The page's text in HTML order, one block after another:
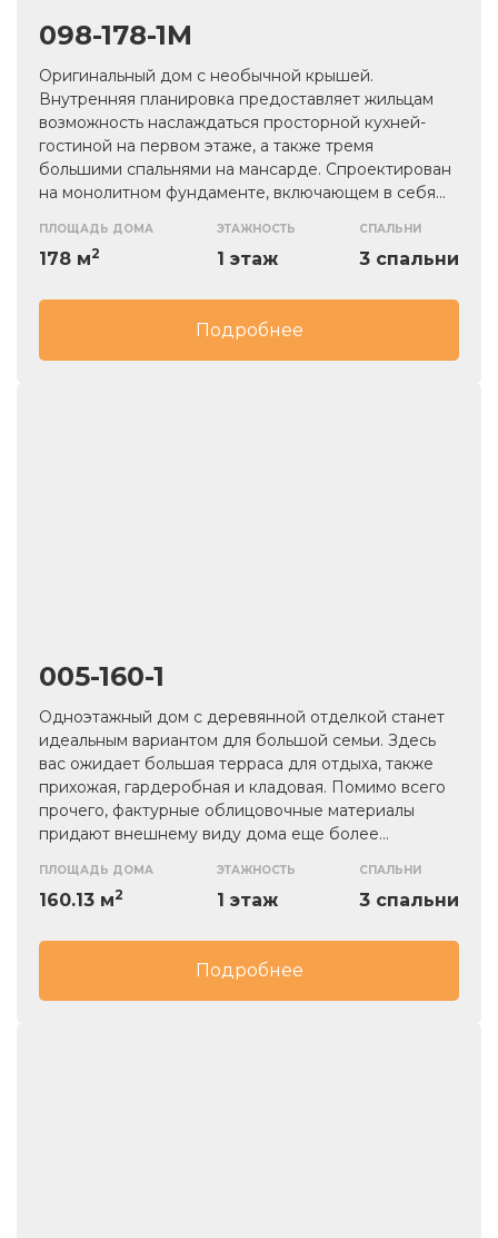
098-178-1М
Оригинальный дом с необычной крышей.
Внутренняя планировка предоставляет жильцам
возможность наслаждаться просторной кухней-
гостиной на первом этаже, а также тремя
большими спальнями на мансарде. Спроектирован
на монолитном фундаменте, включающем в себя
газобетонных блоков, крыша скатная с материалом
из металлочерепицы.
ПЛОЩАДЬ ДОМА
178 м2
ЭТАЖНОСТЬ
1 этаж
СПАЛЬНИ
3 спальни
Подробнее
005-160-1
Одноэтажный дом с деревянной отделкой станет
идеальным вариантом для большой семьи. Здесь
вас ожидает большая терраса для отдыха, также
прихожая, гардеробная и кладовая. Помимо всего
прочего, фактурные облицовочные материалы
придают внешнему виду дома еще более
пространство может быть организовано по вашему
желанию, за счет удобного расположения
Материал стен – газобетонные блоки,
обеспечивающие прочность и долговечность.
выгодно подчеркивает фасад дома. По желанию
дом можно дополнительно утеплить.
ПЛОЩАДЬ ДОМА
160.13 м2
ЭТАЖНОСТЬ
1 этаж
СПАЛЬНИ
3 спальни
Подробнее